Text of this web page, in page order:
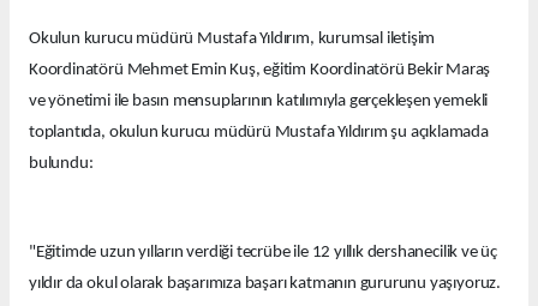
Okulun kurucu müdürü Mustafa Yıldırım, kurumsal iletişim
Koordinatörü Mehmet Emin Kuş, eğitim Koordinatörü Bekir Maraş
ve yönetimi ile basın mensuplarının katılımıyla gerçekleşen yemekli
toplantıda, okulun kurucu müdürü Mustafa Yıldırım şu açıklamada
bulundu:
"Eğitimde uzun yılların verdiği tecrübe ile 12 yıllık dershanecilik ve üç
yıldır da okul olarak başarımıza başarı katmanın gururunu yaşıyoruz.